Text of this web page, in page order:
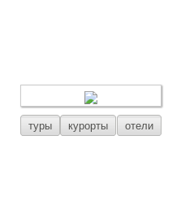
туры курорты отели